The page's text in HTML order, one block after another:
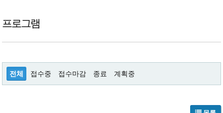
프로그램
전체 접수중 접수마감 종료 계획중